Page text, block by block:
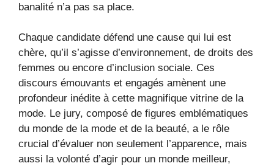
banalité n’a pas sa place.
Chaque candidate défend une cause qui lui est
chère, qu’il s’agisse d’environnement, de droits des
femmes ou encore d’inclusion sociale. Ces
discours émouvants et engagés amènent une
profondeur inédite à cette magnifique vitrine de la
mode. Le jury, composé de figures emblématiques
du monde de la mode et de la beauté, a le rôle
crucial d’évaluer non seulement l’apparence, mais
aussi la volonté d’agir pour un monde meilleur,